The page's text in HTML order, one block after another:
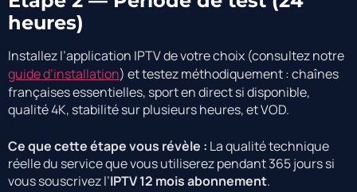
heures)
Installez l’application IPTV de votre choix (consultez notre
guide d’installation) et testez méthodiquement : chaînes
françaises essentielles, sport en direct si disponible,
qualité 4K, stabilité sur plusieurs heures, et VOD.
Ce que cette étape vous révèle : La qualité technique
réelle du service que vous utiliserez pendant 365 jours si
vous souscrivez l’IPTV 12 mois abonnement.